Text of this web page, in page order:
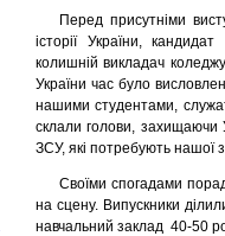
Перед присутніми
історії України,
колишній викладач
України час було
нашими студентами,
склали голови, захищаючи
ЗСУ, які потребують нашої
Своїми спогадами
на сцену. Випускники
навчальний заклад 40-50